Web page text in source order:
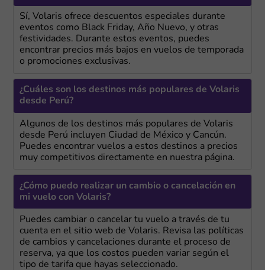
Sí, Volaris ofrece descuentos especiales durante
eventos como Black Friday, Año Nuevo, y otras
festividades. Durante estos eventos, puedes
encontrar precios más bajos en vuelos de temporada
o promociones exclusivas.
¿Cuáles son los destinos más populares de Volaris
desde Perú?
Algunos de los destinos más populares de Volaris
desde Perú incluyen Ciudad de México y Cancún.
Puedes encontrar vuelos a estos destinos a precios
muy competitivos directamente en nuestra página.
¿Cómo puedo realizar un cambio o cancelación en
mi vuelo con Volaris?
Puedes cambiar o cancelar tu vuelo a través de tu
cuenta en el sitio web de Volaris. Revisa las políticas
de cambios y cancelaciones durante el proceso de
reserva, ya que los costos pueden variar según el
tipo de tarifa que hayas seleccionado.